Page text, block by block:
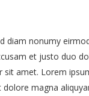
diam nonumy
et justo duo
amet. Lorem
magna